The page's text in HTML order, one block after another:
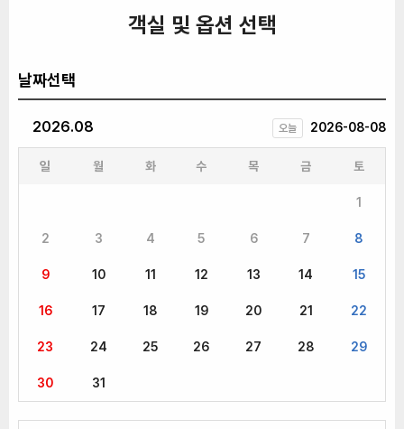
객실 및 옵션 선택
날짜선택
2026.08 오늘 2026-08-08
일 월 화 수 목 금 토
1
2 3 4 5 6 7 8
9 10 11 12 13 14 15
16 17 18 19 20 21 22
23 24 25 26 27 28 29
30 31